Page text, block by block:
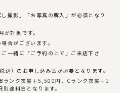
撮影」「お写真の購入」が必須となり
対象です。
合がございます。
一緒に「ご予約の上で」ご来店下さ
）のお申し込み金が必要となります。
ランク衣裳＋5,500円、Cランク衣裳＋1
途料金となります。